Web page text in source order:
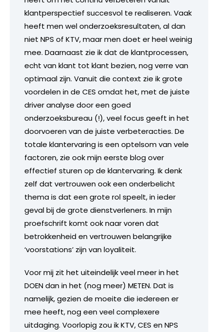
klantperspectief succesvol te realiseren. Vaak
heeft men wel onderzoeksresultaten, al dan
niet NPS of KTV, maar men doet er heel weinig
mee. Daarnaast zie ik dat de klantprocessen,
echt van klant tot klant bezien, nog verre van
optimaal zijn. Vanuit die context zie ik grote
voordelen in de CES omdat het, met de juiste
driver analyse door een goed
onderzoeksbureau (!), veel focus geeft in het
doorvoeren van de juiste verbeteracties. De
totale klantervaring is een optelsom van vele
factoren, zie ook mijn eerste blog over
effectief sturen op de klantervaring. Ik denk
zelf dat vertrouwen ook een onderbelicht
thema is dat een grote rol speelt, in ieder
geval bij de grote dienstverleners. In mijn
proefschrift komt ook naar voren dat
betrokkenheid en vertrouwen belangrijke
‘voorstations’ zijn van loyaliteit.
Voor mij zit het uiteindelijk veel meer in het
DOEN dan in het (nog meer) METEN. Dat is
namelijk, gezien de moeite die iedereen er
mee heeft, nog een veel complexere
uitdaging. Voorlopig zou ik KTV, CES en NPS